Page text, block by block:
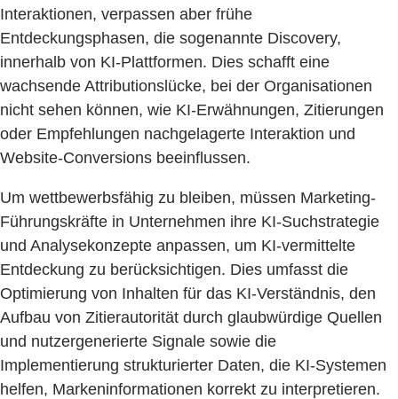
Interaktionen, verpassen aber frühe
Entdeckungsphasen, die sogenannte Discovery,
innerhalb von KI-Plattformen. Dies schafft eine
wachsende Attributionslücke, bei der Organisationen
nicht sehen können, wie KI-Erwähnungen, Zitierungen
oder Empfehlungen nachgelagerte Interaktion und
Website-Conversions beeinflussen.
Um wettbewerbsfähig zu bleiben, müssen Marketing-
Führungskräfte in Unternehmen ihre KI-Suchstrategie
und Analysekonzepte anpassen, um KI-vermittelte
Entdeckung zu berücksichtigen. Dies umfasst die
Optimierung von Inhalten für das KI-Verständnis, den
Aufbau von Zitierautorität durch glaubwürdige Quellen
und nutzergenerierte Signale sowie die
Implementierung strukturierter Daten, die KI-Systemen
helfen, Markeninformationen korrekt zu interpretieren.